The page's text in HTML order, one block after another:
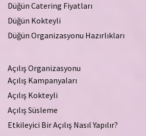
Düğün Catering Fiyatları
Düğün Kokteyli
Düğün Organizasyonu Hazırlıkları
Açılış Organizasyonu
Açılış Kampanyaları
Açılış Kokteyli
Açılış Süsleme
Etkileyici Bir Açılış Nasıl Yapılır?